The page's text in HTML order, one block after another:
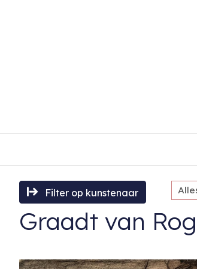
Filter op kunstenaar
Graadt van